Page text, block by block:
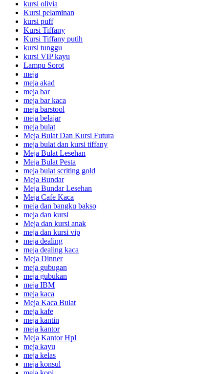
kursi olivia
Kursi pelaminan
kursi puff
Kursi Tiffany
Kursi Tiffany putih
kursi tunggu
kursi VIP kayu
Lampu Sorot
meja
meja akad
meja bar
meja bar kaca
meja barstool
meja belajar
meja bulat
Meja Bulat Dan Kursi Futura
meja bulat dan kursi tiffany
Meja Bulat Lesehan
Meja Bulat Pesta
meja bulat scriting gold
Meja Bundar
Meja Bundar Lesehan
Meja Cafe Kaca
meja dan bangku bakso
meja dan kursi
Meja dan kursi anak
meja dan kursi vip
meja dealing
meja dealing kaca
Meja Dinner
meja gubugan
meja gubukan
meja IBM
meja kaca
Meja Kaca Bulat
meja kafe
meja kantin
meja kantor
Meja Kantor Hpl
meja kayu
meja kelas
meja konsul